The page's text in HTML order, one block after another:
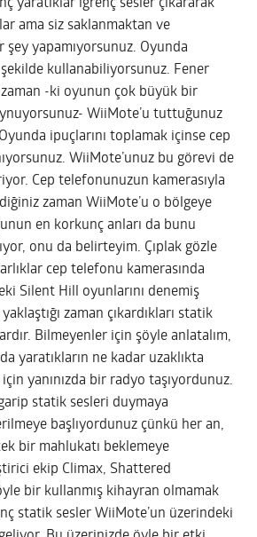
yaratıklar iğrenç sesler çıkararak
ama siz saklanmaktan ve
şey yapamıyorsunuz. Oyunda
kullanabiliyorsunuz. Fener
zaman -ki oyunun çok büyük bir
WiiMote’u tuttuğunuz
ipuçlarını toplamak içinse cep
WiiMote’unuz bu görevi de
Cep telefonunuzun kamerasıyla
zaman WiiMote’u o bölgeye
en korkunç anları da bunu
onu da belirteyim. Çıplak gözle
cep telefonu kamerasında
Silent Hill oyunlarını denemiş
zaman çıkardıkları statik
Bilmeyenler için şöyle anlatalım,
yaratıkların ne kadar uzaklıkta
yanınızda bir radyo taşıyordunuz.
statik sesleri duymaya
başlıyordunuz çünkü her an,
bir mahlukatı beklemeye
ekip Climax, Shattered
bir kullanmış kihayran olmamak
statik sesler WiiMote’un üzerindeki